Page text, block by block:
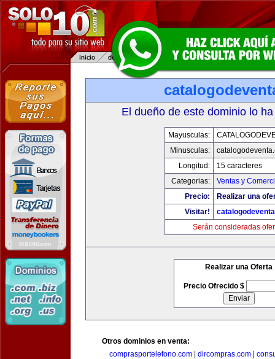
El dueño de este dominio lo
Mayusculas:
Minusculas:
Longitud:
15 caracteres
Categorias:
Ventas y
Precio:
Realizar una
Visitar!
Serán consideradas
Realizar una Oferta
Precio Ofrecido $
Otros dominios en venta:
comprasportelefono.com
dircompras.com